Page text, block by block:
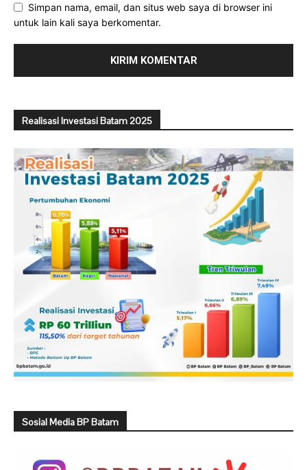
Simpan nama, email, dan situs web saya di browser ini
untuk lain kali saya berkomentar.
Realisasi Investasi Batam 2025
Sosial Media BP Batam